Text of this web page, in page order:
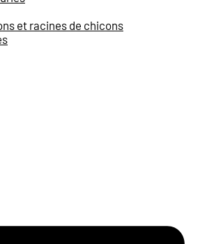
et racines de chicons